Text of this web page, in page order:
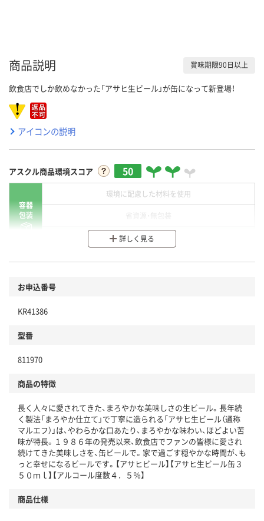
商品説明 賞味期限90日以上
飲食店でしか飲めなかった「アサヒ生ビール」が缶になって新登場！
アイコンの説明
アスクル商品環境スコア 50
容器
包装
環境に配慮した材料を使用
分別・リサイクルしやすい設計
本体
仕組
この商品の環境配慮ポイントです。下記商品詳細「
アスクル商品環境スコア詳細／加点項目
」で確認できます。
詳しく見る
お申込番号
KR41386
型番
811970
商品の特徴
長く人々に愛されてきた、まろやかな美味しさの生ビール。長年続
く製法「まろやか仕立て」で丁寧に造られる「アサヒ生ビール（通称
マルエフ）」は、やわらかな口あたり、まろやかな味わい、ほどよい苦
味が特長。１９８６年の発売以来、飲食店でファンの皆様に愛され
続けてきた美味しさを、缶ビールで。家で過ごす穏やかな時間が、も
っと幸せになるビールです。【アサヒビール】【アサヒ生ビール缶３
５０ｍｌ】【アルコール度数４．５％】
商品仕様